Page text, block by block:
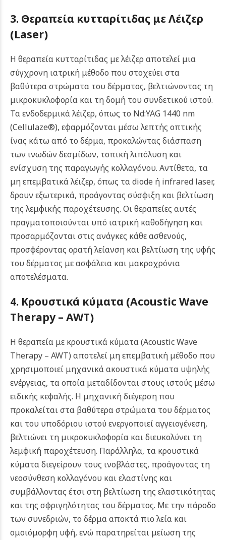
3. Θεραπεία κυτταρίτιδας με Λέιζερ
(Laser)
Η θεραπεία κυτταρίτιδας με λέιζερ αποτελεί μια
σύγχρονη ιατρική μέθοδο που στοχεύει στα
βαθύτερα στρώματα του δέρματος, βελτιώνοντας τη
μικροκυκλοφορία και τη δομή του συνδετικού ιστού.
Τα ενδοδερμικά λέιζερ, όπως το Nd:YAG 1440 nm
(Cellulaze®), εφαρμόζονται μέσω λεπτής οπτικής
ίνας κάτω από το δέρμα, προκαλώντας διάσπαση
των ινωδών δεσμίδων, τοπική λιπόλυση και
ενίσχυση της παραγωγής κολλαγόνου. Αντίθετα, τα
μη επεμβατικά λέιζερ, όπως τα diode ή infrared laser,
δρουν εξωτερικά, προάγοντας σύσφιξη και βελτίωση
της λεμφικής παροχέτευσης. Οι θεραπείες αυτές
πραγματοποιούνται υπό ιατρική καθοδήγηση και
προσαρμόζονται στις ανάγκες κάθε ασθενούς,
προσφέροντας ορατή λείανση και βελτίωση της υφής
του δέρματος με ασφάλεια και μακροχρόνια
αποτελέσματα.
4. Κρουστικά κύματα (Acoustic Wave
Therapy – AWT)
Η θεραπεία με κρουστικά κύματα (Acoustic Wave
Therapy – AWT) αποτελεί μη επεμβατική μέθοδο που
χρησιμοποιεί μηχανικά ακουστικά κύματα υψηλής
ενέργειας, τα οποία μεταδίδονται στους ιστούς μέσω
ειδικής κεφαλής. Η μηχανική διέγερση που
προκαλείται στα βαθύτερα στρώματα του δέρματος
και του υποδόριου ιστού ενεργοποιεί αγγειογένεση,
βελτιώνει τη μικροκυκλοφορία και διευκολύνει τη
λεμφική παροχέτευση. Παράλληλα, τα κρουστικά
κύματα διεγείρουν τους ινοβλάστες, προάγοντας τη
νεοσύνθεση κολλαγόνου και ελαστίνης και
συμβάλλοντας έτσι στη βελτίωση της ελαστικότητας
και της σφριγηλότητας του δέρματος. Με την πάροδο
των συνεδριών, το δέρμα αποκτά πιο λεία και
ομοιόμορφη υφή, ενώ παρατηρείται μείωση της